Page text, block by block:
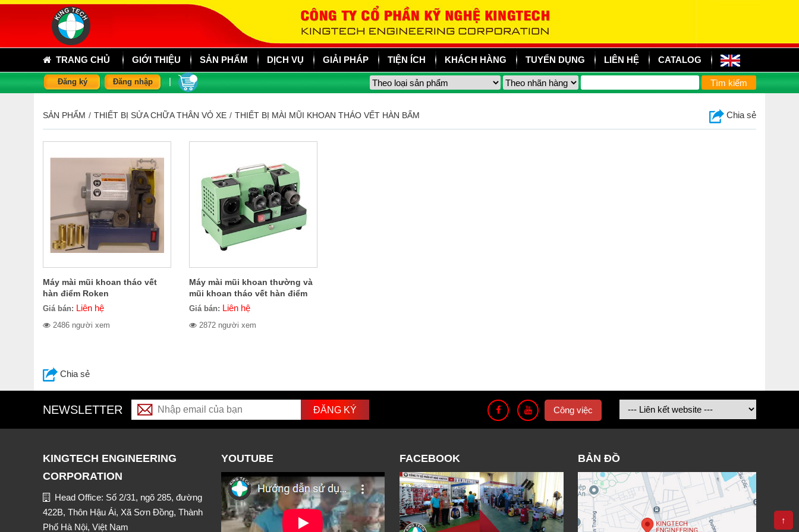
TRANG CHỦ GIỚI THIỆU SẢN PHẨM DỊCH VỤ GIẢI PHÁP TIỆN ÍCH KHÁCH HÀNG TUYỂN DỤNG LIÊN HỆ CATALOG
Đăng ký Đăng nhập
SẢN PHẨM / THIẾT BỊ SỬA CHỮA THÂN VỎ XE / THIẾT BỊ MÀI MŨI KHOAN THÁO VẾT HÀN BẤM Chia sẻ
Máy mài mũi khoan tháo vết
hàn điểm Roken
Giá bán: Liên hệ
2486 người xem
Máy mài mũi khoan thường và
mũi khoan tháo vết hàn điểm
Kawasami KW-7DGM
Giá bán: Liên hệ
2872 người xem
Chia sẻ
NEWSLETTER Công việc
KINGTECH ENGINEERING
CORPORATION
Head Office: Số 2/31, ngõ 285, đường
422B, Thôn Hậu Ái, Xã Sơn Đồng, Thành
Phố Hà Nội, Việt Nam
YOUTUBE FACEBOOK BẢN ĐỒ
↑